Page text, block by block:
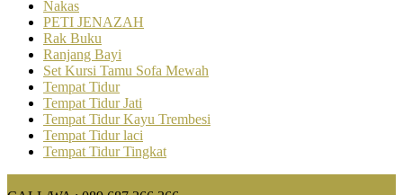
Nakas
PETI JENAZAH
Rak Buku
Ranjang Bayi
Set Kursi Tamu Sofa Mewah
Tempat Tidur
Tempat Tidur Jati
Tempat Tidur Kayu Trembesi
Tempat Tidur laci
Tempat Tidur Tingkat